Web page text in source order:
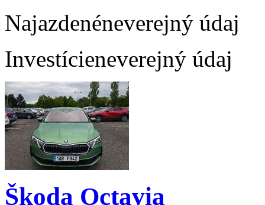
Najazdenéneverejný údaj
Investícieneverejný údaj
Škoda Octavia